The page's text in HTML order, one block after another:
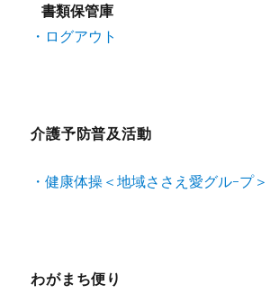
書類保管庫
・ログアウト
介護予防普及活動
・健康体操＜地域ささえ愛グル-プ＞
わがまち便り